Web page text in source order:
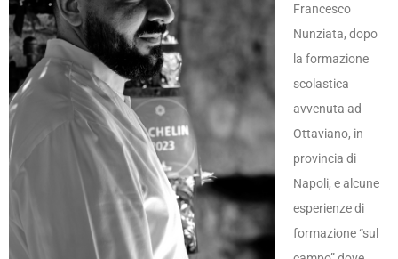
Francesco
Nunziata, dopo
la formazione
scolastica
avvenuta ad
Ottaviano, in
provincia di
Napoli, e alcune
esperienze di
formazione “sul